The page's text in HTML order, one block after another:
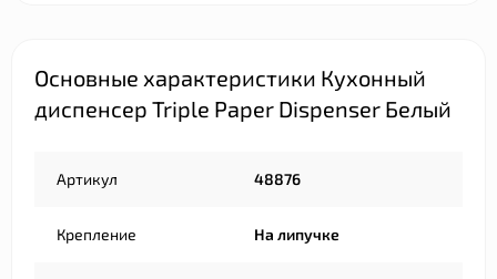
Основные характеристики Кухонный
диспенсер Triple Paper Dispenser Белый
Артикул 48876
Крепление На липучке